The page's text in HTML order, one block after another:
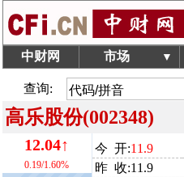
中财网 市场 ▼
查询:
高乐股份(002348)
12.04↑
0.19/1.60%
今 开:11.9
昨 收:11.9